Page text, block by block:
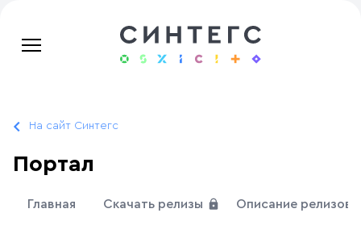
На сайт Синтегс
Портал
Главная Скачать релизы Описание релизов